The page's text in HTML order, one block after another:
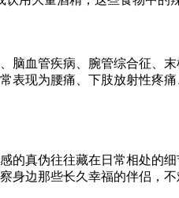
脑血管疾病、腕管综合征、
表现为腰痛、下肢放射性疼
的真伪往往藏在日常相处的
身边那些长久幸福的伴侣，